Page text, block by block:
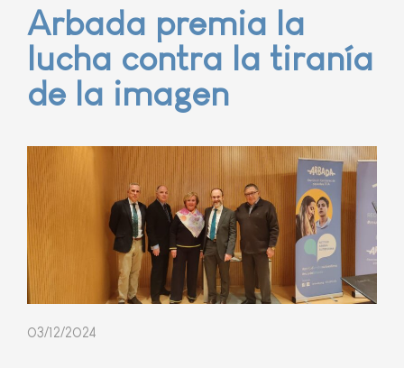
Arbada premia la
lucha contra la tiranía
de la imagen
03/12/2024